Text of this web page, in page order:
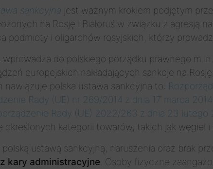
sankcyjna jest ważnym krokiem podjętym
na Rosję i Białoruś w związku z agresją
podmioty i oligarchów rosyjskich, którzy
wprowadza do polskiego porządku prawnego
europejskich nakładających sankcje na
nawiązuje polska ustawa sankcyjna to:
Rady (UE) nr 269/2014 z dnia 17 marca
Rady (UE) 2022/263 z dnia 23 lutego
określonych kategorii towarów, takich jak węgiel i
ustawą sankcyjną, naruszenia oraz brak
kary administracyjne. Osoby fizyczne